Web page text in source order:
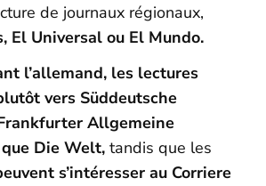
de journaux régionaux,
El Universal ou El Mundo.
l’allemand, les lectures
vers Süddeutsche
Allgemeine
Die Welt, tandis que les
s’intéresser au Corriere